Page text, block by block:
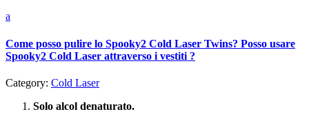
a
Come posso pulire lo Spooky2 Cold Laser Twins? Posso usare
Spooky2 Cold Laser attraverso i vestiti ?
Category: Cold Laser
Solo alcol denaturato.